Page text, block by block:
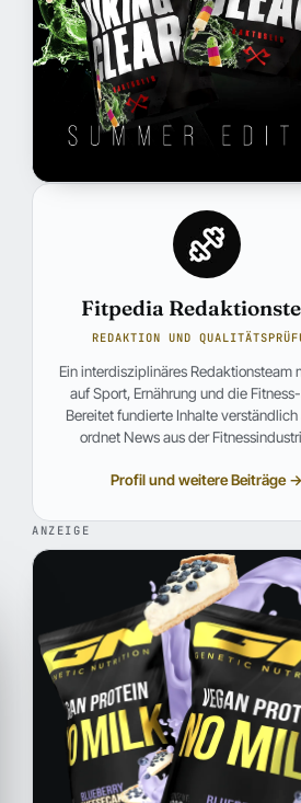
Fitpedia
REDAKTION UND
Ein interdisziplinäres Redaktionsteam
auf Sport, Ernährung und die
Bereitet fundierte Inhalte verständlich
ordnet News aus der
Profil und weitere Beiträge →
ANZEIGE